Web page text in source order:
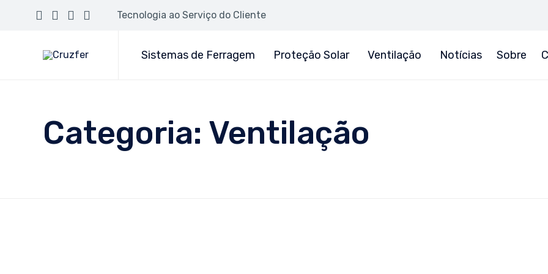
Tecnologia ao Serviço do Cliente
Sistemas de Ferragem Proteção Solar Ventilação Notícias Sobre
Categoria: Ventilação